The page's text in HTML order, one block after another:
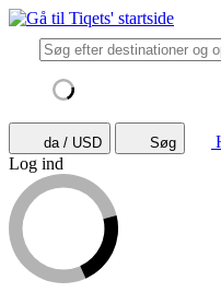
da / USD Søg
Log ind